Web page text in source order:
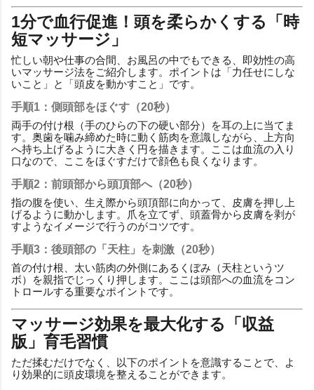
1分で血行促進！頭を柔らかくする「時
短マッサージ」
忙しい朝や仕事の合間、お風呂の中でもできる、即効性の高
いマッサージ法をご紹介します。ポイントは「力任せにしな
いこと」と「頭皮を動かすこと」です。
手順1：側頭部をほぐす（20秒）
両手の付け根（手のひらの下の硬い部分）を耳の上に当てま
す。奥歯を噛み締めた時に動く筋肉を意識しながら、上方向
へ持ち上げるように大きく円を描きます。ここは血流の入り
口なので、ここをほぐすだけで顔色も良くなります。
手順2：前頭部から頭頂部へ（20秒）
指の腹を使い、生え際から頭頂部に向かって、皮膚を押し上
げるように動かします。爪を立てず、頭蓋骨から皮膚を剥が
すようなイメージで行うのがコツです。
手順3：後頭部の「天柱」を刺激（20秒）
首の付け根、太い筋肉の外側にあるくぼみ（天柱というツ
ボ）を親指でじっくり押します。ここは頭部への血流をコン
トロールする重要なポイントです。
マッサージ効果を最大化する「収益
版」育毛習慣
ただ揉むだけでなく、以下のポイントを意識することで、よ
り効果的に頭皮環境を整えることができます。